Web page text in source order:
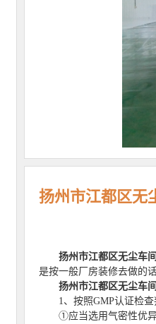
扬州市江都区无
扬州市江都区无尘车
是按一般厂房装修去做的
扬州市江都区无尘车
1、按照GMP认证检查
①应当选用气密性优异